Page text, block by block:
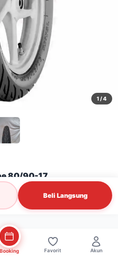
1/ 4
80/90-17
Beli Langsung
Booking Favorit Akun